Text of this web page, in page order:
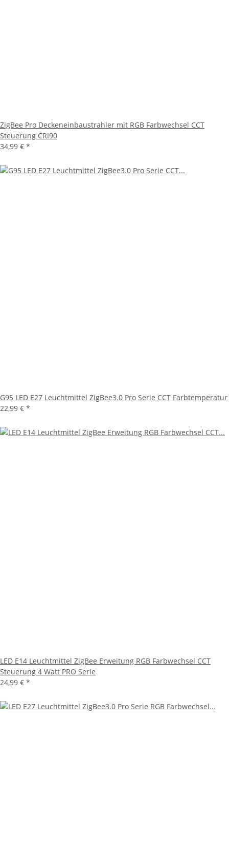
ZigBee Pro Deckeneinbaustrahler mit RGB Farbwechsel CCT
Steuerung CRI90
34,99 € *
G95 LED E27 Leuchtmittel ZigBee3.0 Pro Serie CCT Farbtemperatur
22,99 € *
LED E14 Leuchtmittel ZigBee Erweitung RGB Farbwechsel CCT
Steuerung 4 Watt PRO Serie
24,99 € *